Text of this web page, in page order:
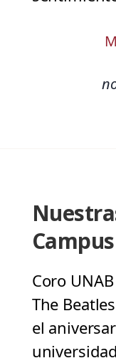
Coro
The
el